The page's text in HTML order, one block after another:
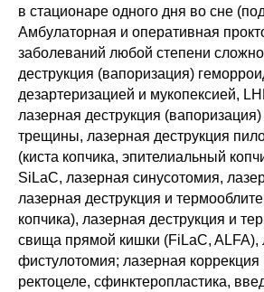
в стационаре одного дня во сне
Амбулаторная и оперативная
заболеваний любой степени
деструкция (вапоризация)
дезартеризацией и мукопексией,
лазерная деструкция
трещины, лазерная деструкция
(киста копчика, эпителиальный
SiLaC, лазерная синусотомия,
лазерная деструкция и
копчика), лазерная деструкция и
свища прямой кишки (FiLaC, ALFA),
фистулотомия; лазерная коррекция
ректоцеле, сфинктеропластика,